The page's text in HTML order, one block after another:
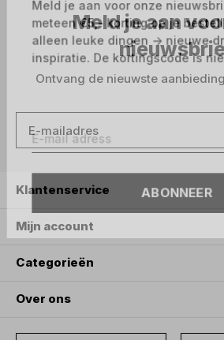
Meld je aan voor onze
meteen €5,- korting op je
alleen leuke dingen -> nieuwe
inspiratie. De kortingscode is
ABONNEER
Meld je aan
Ontvang de nieuwste
Klantenservice
Mijn account
Categorieën
Over ons